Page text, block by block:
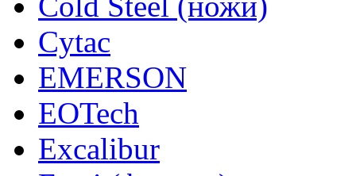
Cytac
EMERSON
EOTech
Excalibur